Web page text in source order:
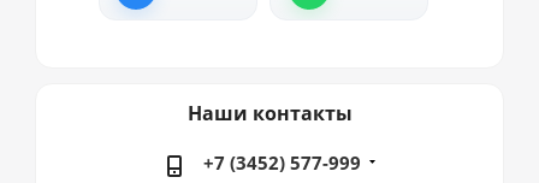
Наши контакты
+7 (3452) 577-999